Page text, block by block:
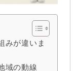
みが違いま
域の動線